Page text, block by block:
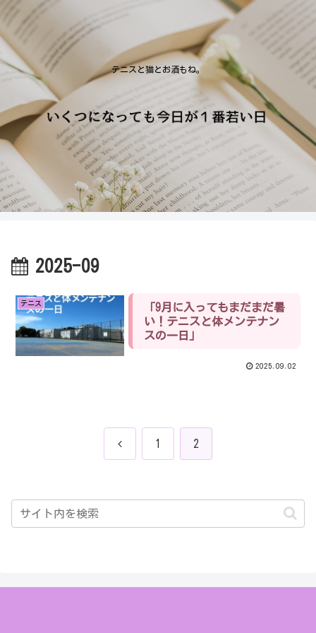
テニスと猫とお酒もね。
2025-09
テニス
「9月に入ってもまだまだ暑
い！テニスと体メンテナン
スの一日」
2025.09.02
前 1 2